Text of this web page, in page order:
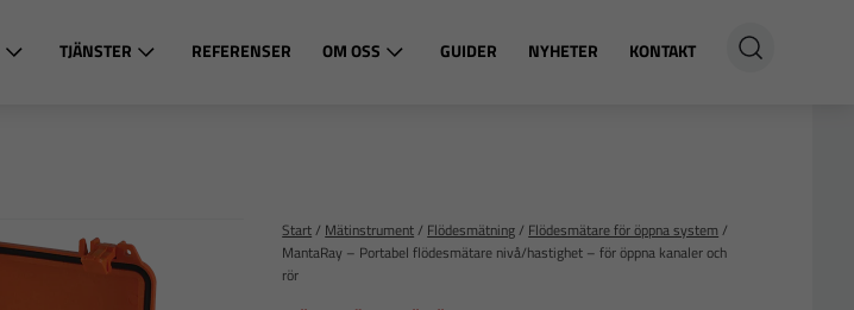
TJÄNSTER REFERENSER OM OSS GUIDER NYHETER KONTAKT
https://youtu.be/oSdUiqFj2-o
Start/ Mätinstrument/ Flödesmätning/ Flödesmätare för öppna system /
MantaRay – Portabel flödesmätare nivå/hastighet – för öppna kanaler och
rör